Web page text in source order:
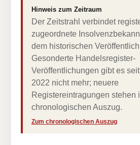
Hinweis zum Zeitraum
Der Zeitstrahl verbindet
zugeordnete
dem historischen
Gesonderte Handelsregister-
Veröffentlichungen gibt es
2022 nicht mehr; neuere
Registereintragungen stehen
chronologischen Auszug.
Zum chronologischen Auszug